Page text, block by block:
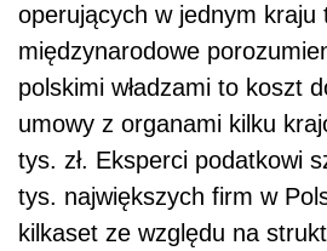
operujących w jednym kraju
międzynarodowe
polskimi władzami to koszt
umowy z organami kilku
tys. zł. Eksperci podatkowi
tys. największych firm w
kilkaset ze względu na